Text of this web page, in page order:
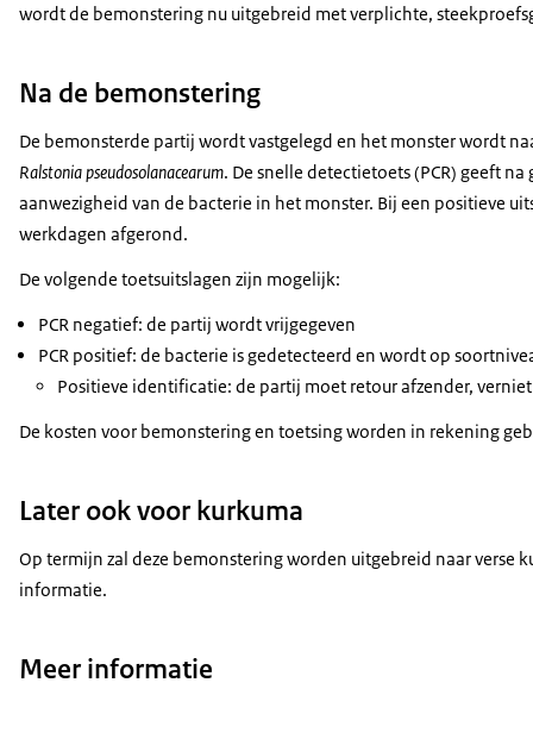
wordt de bemonstering nu uitgebreid met verplichte,
Na de bemonstering
De bemonsterde partij wordt vastgelegd en het monster wordt
Ralstonia pseudosolanacearum. De snelle detectietoets (PCR) geeft
aanwezigheid van de bacterie in het monster. Bij een positieve
werkdagen afgerond.
De volgende toetsuitslagen zijn mogelijk:
PCR negatief: de partij wordt vrijgegeven
PCR positief: de bacterie is gedetecteerd en wordt op
Positieve identificatie: de partij moet retour afzender,
De kosten voor bemonstering en toetsing worden in rekening
Later ook voor kurkuma
Op termijn zal deze bemonstering worden uitgebreid naar
informatie.
Meer informatie